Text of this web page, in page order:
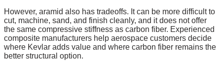
However, aramid also has tradeoffs. It can be more difficult to
cut, machine, sand, and finish cleanly, and it does not offer
the same compressive stiffness as carbon fiber. Experienced
composite manufacturers help aerospace customers decide
where Kevlar adds value and where carbon fiber remains the
better structural option.